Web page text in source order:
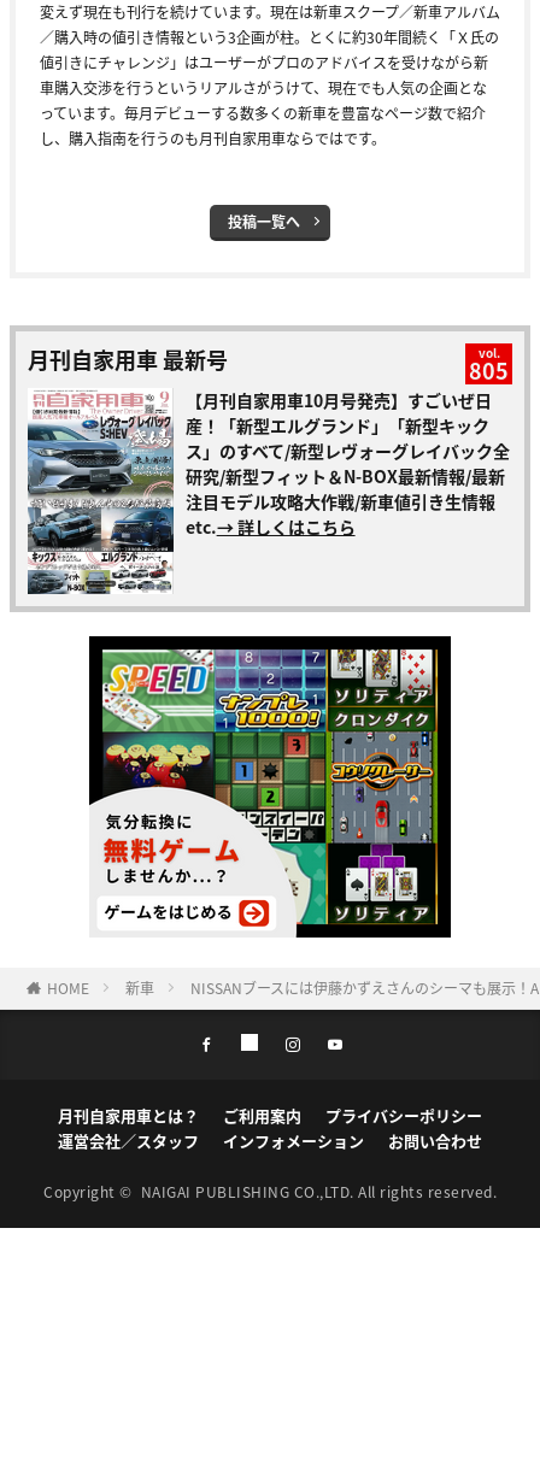
変えず現在も刊行を続けています。現在は新車スクープ／新車アルバム
／購入時の値引き情報という3企画が柱。とくに約30年間続く「Ｘ氏の
値引きにチャレンジ」はユーザーがプロのアドバイスを受けながら新
車購入交渉を行うというリアルさがうけて、現在でも人気の企画とな
っています。毎月デビューする数多くの新車を豊富なページ数で紹介
し、購入指南を行うのも月刊自家用車ならではです。
投稿一覧へ
月刊自家用車 最新号 vol.
805
【月刊自家用車10月号発売】すごいぜ日
産！「新型エルグランド」「新型キック
ス」のすべて/新型レヴォーグレイバック全
研究/新型フィット＆N-BOX最新情報/最新
注目モデル攻略大作戦/新車値引き生情報
etc.→ 詳しくはこちら
HOME 新車 NISSANブースには伊藤かずえさんのシーマも展示！
月刊自家用車とは？ ご利用案内
プライバシーポリシー
運営会社／スタッフ
インフォメーション お問い合わせ
Copyright © NAIGAI PUBLISHING CO.,LTD. All rights reserved.